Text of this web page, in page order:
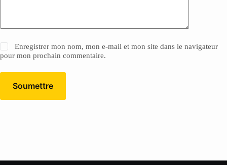
Enregistrer mon nom, mon e-mail et mon site dans le navigateur
pour mon prochain commentaire.
Soumettre